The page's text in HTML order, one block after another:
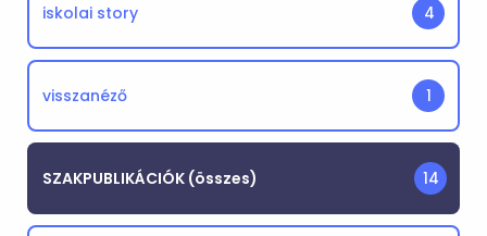
iskolai story 4
visszanéző 1
SZAKPUBLIKÁCIÓK (összes) 14